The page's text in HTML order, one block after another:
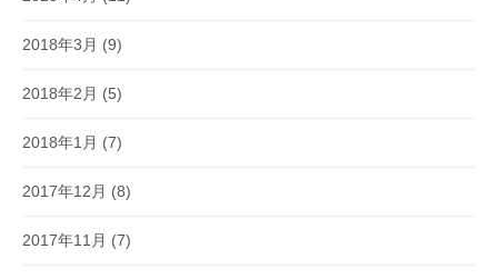
2018年3月 (9)
2018年2月 (5)
2018年1月 (7)
2017年12月 (8)
2017年11月 (7)